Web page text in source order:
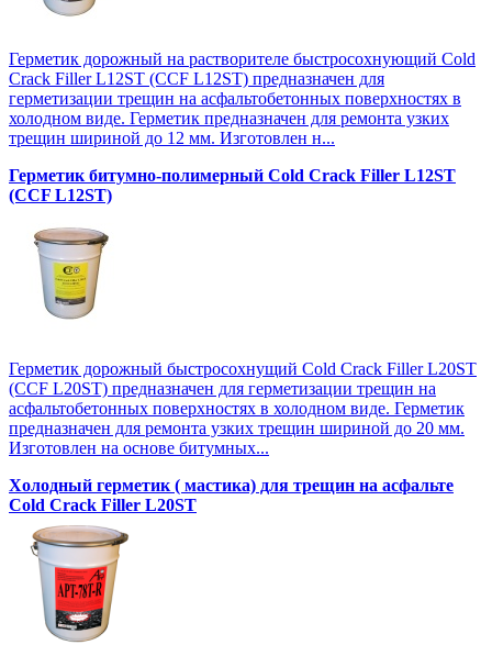
Герметик дорожный на растворителе быстросохнующий Cold
Crack Filler L12SТ (CCF L12SТ) предназначен для
герметизации трещин на асфальтобетонных поверхностях в
холодном виде. Герметик предназначен для ремонта узких
трещин шириной до 12 мм. Изготовлен н...
Герметик битумно-полимерный Cold Crack Filler L12SТ
(CCF L12SТ)
Герметик дорожный быстросохнущий Cold Crack Filler L20SТ
(CCF L20SТ) предназначен для герметизации трещин на
асфальтобетонных поверхностях в холодном виде. Герметик
предназначен для ремонта узких трещин шириной до 20 мм.
Изготовлен на основе битумных...
Холодный герметик ( мастика) для трещин на асфальте
Cold Crack Filler L20SТ